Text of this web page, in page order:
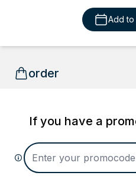
Add
order
If you have a